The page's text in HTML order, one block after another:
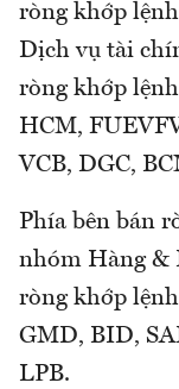
ròng khớp
Dịch vụ tài
ròng khớp
HCM,
VCB, DGC,
Phía bên bán
nhóm Hàng &
ròng khớp
GMD, BID,
LPB.